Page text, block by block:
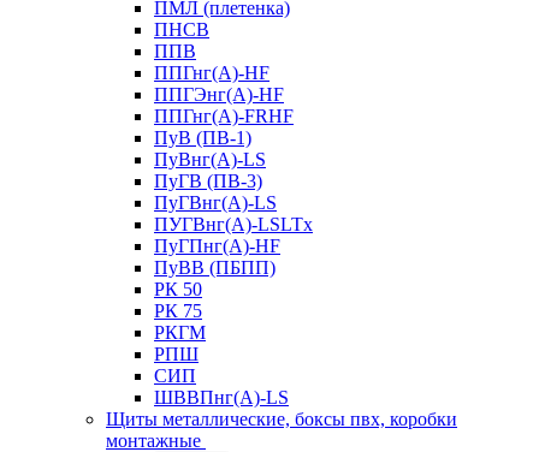
ПМЛ (плетенка)
ПНСВ
ППВ
ППГнг(А)-HF
ППГЭнг(А)-HF
ППГнг(А)-FRHF
ПуВ (ПВ-1)
ПуВнг(А)-LS
ПуГВ (ПВ-3)
ПуГВнг(А)-LS
ПУГВнг(А)-LSLTx
ПуГПнг(А)-HF
ПуВВ (ПБПП)
РК 50
РК 75
РКГМ
РПШ
СИП
ШВВПнг(А)-LS
Щиты металлические, боксы пвх, коробки
монтажные